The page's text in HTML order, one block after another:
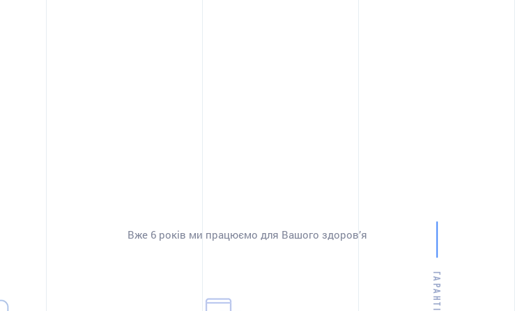
Вже 6 років ми працюємо для Вашого здоров’я
ГАРАНТІЯ